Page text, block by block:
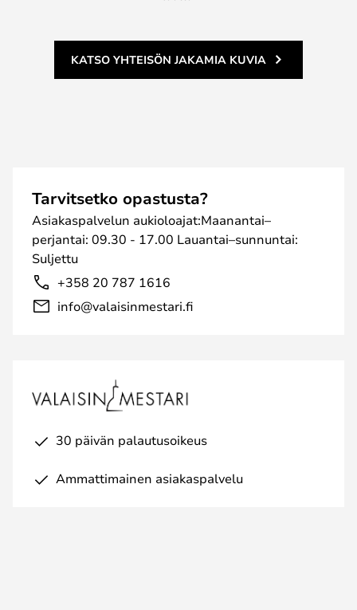
KATSO YHTEISÖN JAKAMIA KUVIA
Tarvitsetko opastusta?
Asiakaspalvelun aukioloajat:Maanantai–
perjantai: 09.30 - 17.00 Lauantai–sunnuntai:
Suljettu
+358 20 787 1616
info@valaisinmestari.fi
30 päivän palautusoikeus
Ammattimainen asiakaspalvelu